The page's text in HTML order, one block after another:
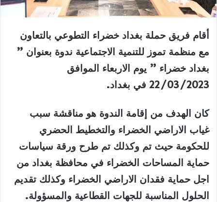
أقام فريق حملة بغداد خضراء التطوعي بالتعاون
مع منظمة تموز للتنمية الاجتماعية ندوة بعنوان ”
بغداد خضراء ” يوم الاربعاء الموافق
22/03/2023 في بغداد.
كان الهدف من إقامة الندوة هو مناقشة سبب
غياب الاراضي الخضراء والتخطيط الحضري
للحكومة حيث تم وكذلك تم طرح ورقة سياسات
حماية المساحات الخضراء في محافظة بغداد من
اجل حماية فقدان الاراضي الخضراء وكذلك تقديم
الحلول المناسبة للجهات القطاعية والمسؤولة.